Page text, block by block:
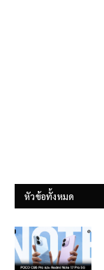
หัวข้อทั้งหมด